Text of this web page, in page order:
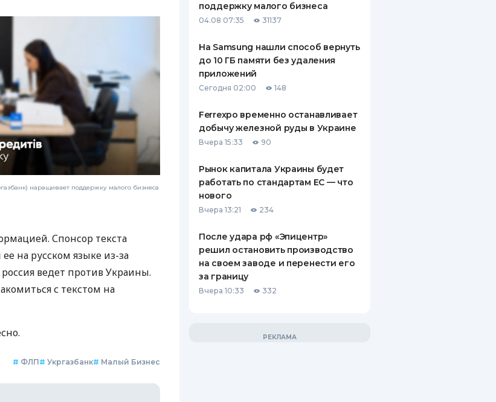
наращивает поддержку малого бизнеса
Спонсор текста
на русском языке из-за
ведет против Украины.
с текстом на
# ФЛП# Укргазбанк# Малый Бизнес
поддержку малого бизнеса
04.08 07:35 31137
На Samsung нашли способ вернуть
до 10 ГБ памяти без удаления
приложений
Сегодня 02:00 148
Ferrexpo временно останавливает
добычу железной руды в Украине
Вчера 15:33 90
Рынок капитала Украины будет
работать по стандартам ЕС — что
нового
Вчера 13:21 234
После удара рф «Эпицентр»
решил остановить производство
на своем заводе и перенести его
за границу
Вчера 10:33 332